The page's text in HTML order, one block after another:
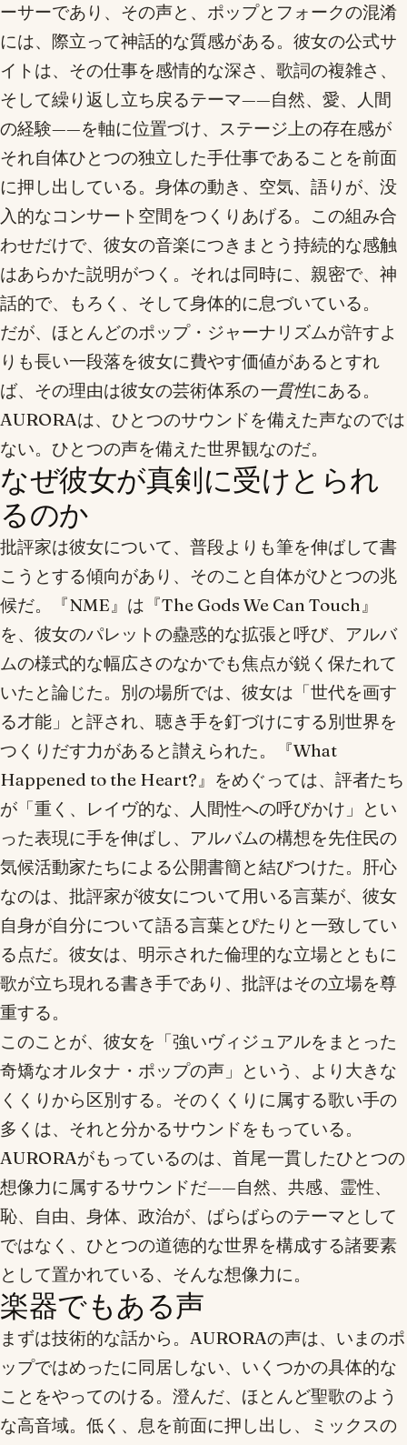
ーサーであり、その声と、ポップとフォークの混淆
には、際立って神話的な質感がある。彼女の公式サ
イトは、その仕事を感情的な深さ、歌詞の複雑さ、
そして繰り返し立ち戻るテーマ——自然、愛、人間
の経験——を軸に位置づけ、ステージ上の存在感が
それ自体ひとつの独立した手仕事であることを前面
に押し出している。身体の動き、空気、語りが、没
入的なコンサート空間をつくりあげる。この組み合
わせだけで、彼女の音楽につきまとう持続的な感触
はあらかた説明がつく。それは同時に、親密で、神
話的で、もろく、そして身体的に息づいている。
だが、ほとんどのポップ・ジャーナリズムが許すよ
りも長い一段落を彼女に費やす価値があるとすれ
ば、その理由は彼女の芸術体系の一貫性にある。
AURORAは、ひとつのサウンドを備えた声なのでは
ない。ひとつの声を備えた世界観なのだ。
なぜ彼女が真剣に受けとられ
るのか
批評家は彼女について、普段よりも筆を伸ばして書
こうとする傾向があり、そのこと自体がひとつの兆
候だ。『NME』は『The Gods We Can Touch』
を、彼女のパレットの蠱惑的な拡張と呼び、アルバ
ムの様式的な幅広さのなかでも焦点が鋭く保たれて
いたと論じた。別の場所では、彼女は「世代を画す
る才能」と評され、聴き手を釘づけにする別世界を
つくりだす力があると讃えられた。『What
Happened to the Heart?』をめぐっては、評者たち
が「重く、レイヴ的な、人間性への呼びかけ」とい
った表現に手を伸ばし、アルバムの構想を先住民の
気候活動家たちによる公開書簡と結びつけた。肝心
なのは、批評家が彼女について用いる言葉が、彼女
自身が自分について語る言葉とぴたりと一致してい
る点だ。彼女は、明示された倫理的な立場とともに
歌が立ち現れる書き手であり、批評はその立場を尊
重する。
このことが、彼女を「強いヴィジュアルをまとった
奇矯なオルタナ・ポップの声」という、より大きな
くくりから区別する。そのくくりに属する歌い手の
多くは、それと分かるサウンドをもっている。
AURORAがもっているのは、首尾一貫したひとつの
想像力に属するサウンドだ——自然、共感、霊性、
恥、自由、身体、政治が、ばらばらのテーマとして
ではなく、ひとつの道徳的な世界を構成する諸要素
として置かれている、そんな想像力に。
楽器でもある声
まずは技術的な話から。AURORAの声は、いまのポ
ップではめったに同居しない、いくつかの具体的な
ことをやってのける。澄んだ、ほとんど聖歌のよう
な高音域。低く、息を前面に押し出し、ミックスの